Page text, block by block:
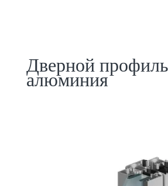
Дверной
алюминия